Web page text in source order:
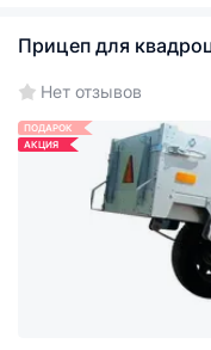
Прицеп для
Нет отзывов
ПОДАРОК
АКЦИЯ